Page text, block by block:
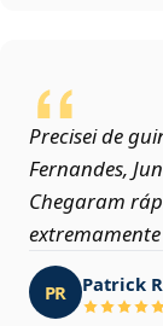
Precisei de
Fernandes,
Chegaram
PR Patrick